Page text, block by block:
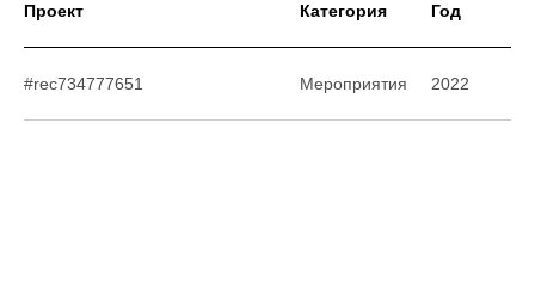
Проект Категория Год
#rec734777651 Мероприятия 2022